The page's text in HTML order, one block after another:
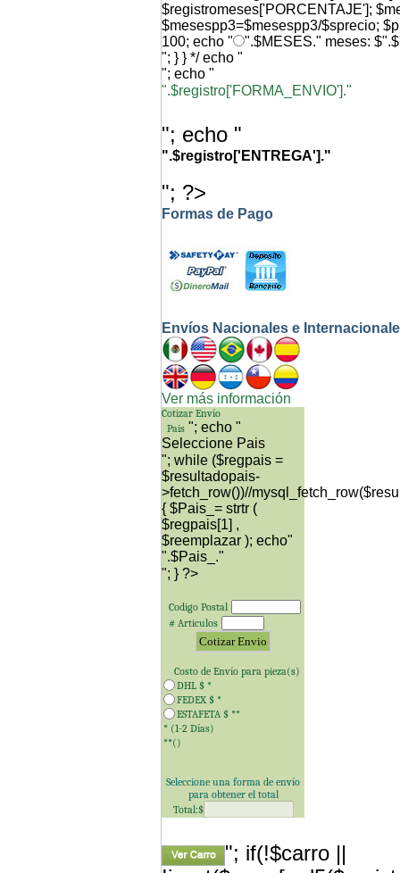
$registromeses['PORCENTAJE'];
$mesespp3=$mesespp3/$sprecio;
100; echo "
".$MESES." meses:
"; } } */ echo "
"; echo "
".$registro['FORMA_ENVIO']."
"; echo "
".$registro['ENTREGA']."
"; ?>
Formas de Pago
Envíos Nacionales e
Ver más información
Cotizar Envío
Pais "; echo "
"; while ($regpais =
$resultadopais-
>fetch_row())//
{ $Pais_= strtr (
$regpais[1] ,
$reemplazar ); echo"
"; } ?>
Codigo Postal
# Articulos
Costo de Envío para pieza(s)
DHL $ *
FEDEX $ *
ESTAFETA $ **
* (1-2 Días)
**()
Seleccione una forma de envío
para obtener el total
Total:$
"; if(!$carro ||